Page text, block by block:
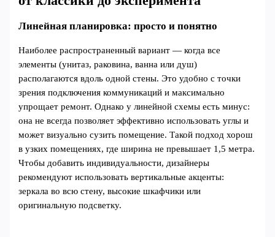
Линейная планировка: просто и понятно
Наиболее распространенный вариант — когда все
элементы (унитаз, раковина, ванна или душ)
располагаются вдоль одной стены. Это удобно с точки
зрения подключения коммуникаций и максимально
упрощает ремонт. Однако у линейной схемы есть минус:
она не всегда позволяет эффективно использовать углы и
может визуально сузить помещение. Такой подход хорош
в узких помещениях, где ширина не превышает 1,5 метра.
Чтобы добавить индивидуальности, дизайнеры
рекомендуют использовать вертикальные акценты:
зеркала во всю стену, высокие шкафчики или
оригинальную подсветку.